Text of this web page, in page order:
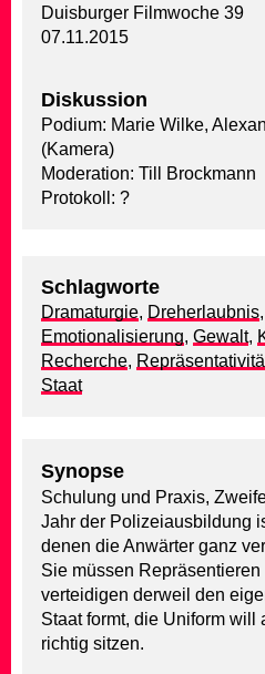
Duisburger Filmwoche 39
07.11.2015
Diskussion
Podium: Marie Wilke,
(Kamera)
Moderation: Till Brockmann
Protokoll: ?
Schlagworte
Dramaturgie, Dreherlaubnis,
Emotionalisierung, Gewalt,
Recherche,
Staat
Synopse
Schulung und Praxis,
Jahr der Polizeiausbildung
denen die Anwärter ganz
Sie müssen
verteidigen derweil den
Staat formt, die Uniform will
richtig sitzen.